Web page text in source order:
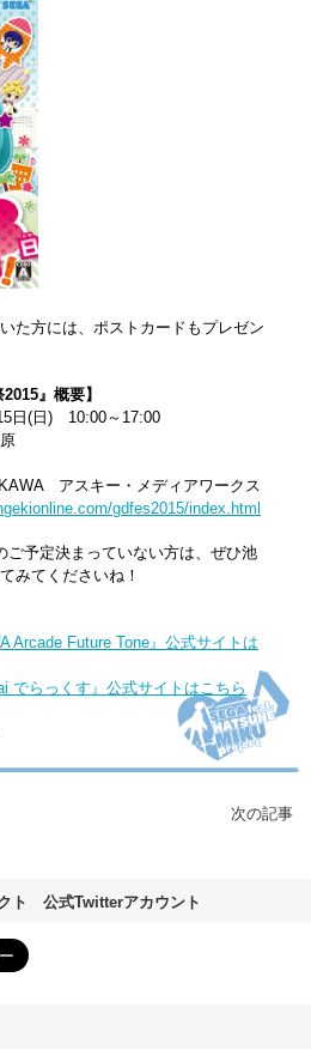
た方には、ポストカードもプレゼン
』概要】
日(日) 10:00～17:00
アスキー・メディアワークス
gdfes2015/index.html
ご予定決まっていない方は、ぜひ池
みてくださいね！
Arcade Future Tone』公式サイトは
でらっくす』公式サイトはこちら
次の記事
ト 公式Twitterアカウント